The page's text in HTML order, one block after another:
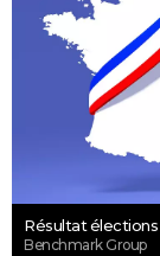
Résultat
Benchmark Group